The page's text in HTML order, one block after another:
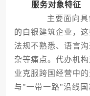
服务对象特征
主要面向具
的白银建筑企业，
法规不熟悉、语言
杂等痛点。代办机
业克服跨国经营中
与"一带一路"沿线国